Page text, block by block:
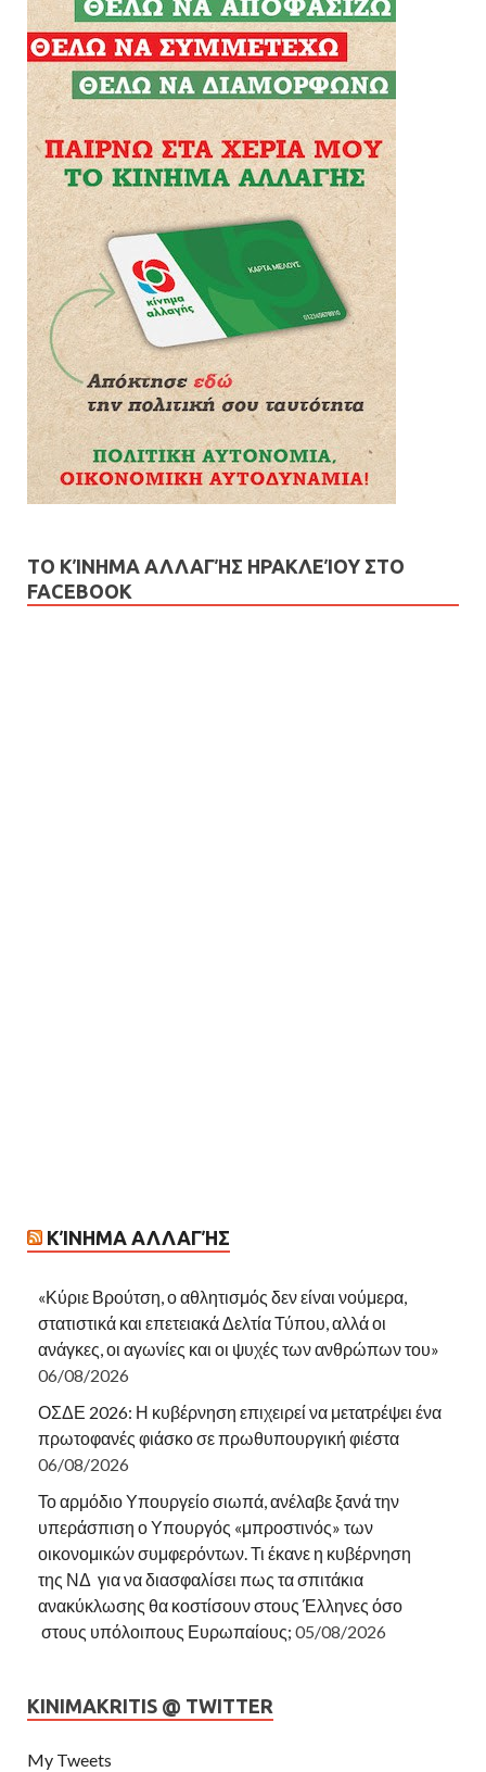
ΤΟ ΚΊΝΗΜΑ ΑΛΛΑΓΉΣ ΗΡΑΚΛΕΊΟΥ ΣΤΟ
FACEBOOK
ΚΊΝΗΜΑ ΑΛΛΑΓΉΣ
«Κύριε Βρούτση, ο αθλητισμός δεν είναι νούμερα,
στατιστικά και επετειακά Δελτία Τύπου, αλλά οι
ανάγκες, οι αγωνίες και οι ψυχές των ανθρώπων του»
06/08/2026
ΟΣΔΕ 2026: Η κυβέρνηση επιχειρεί να μετατρέψει ένα
πρωτοφανές φιάσκο σε πρωθυπουργική φιέστα
06/08/2026
Το αρμόδιο Υπουργείο σιωπά, ανέλαβε ξανά την
υπεράσπιση ο Υπουργός «μπροστινός» των
οικονομικών συμφερόντων. Τι έκανε η κυβέρνηση
της ΝΔ για να διασφαλίσει πως τα σπιτάκια
ανακύκλωσης θα κοστίσουν στους Έλληνες όσο
στους υπόλοιπους Ευρωπαίους; 05/08/2026
KINIMAKRITIS @ TWITTER
My Tweets